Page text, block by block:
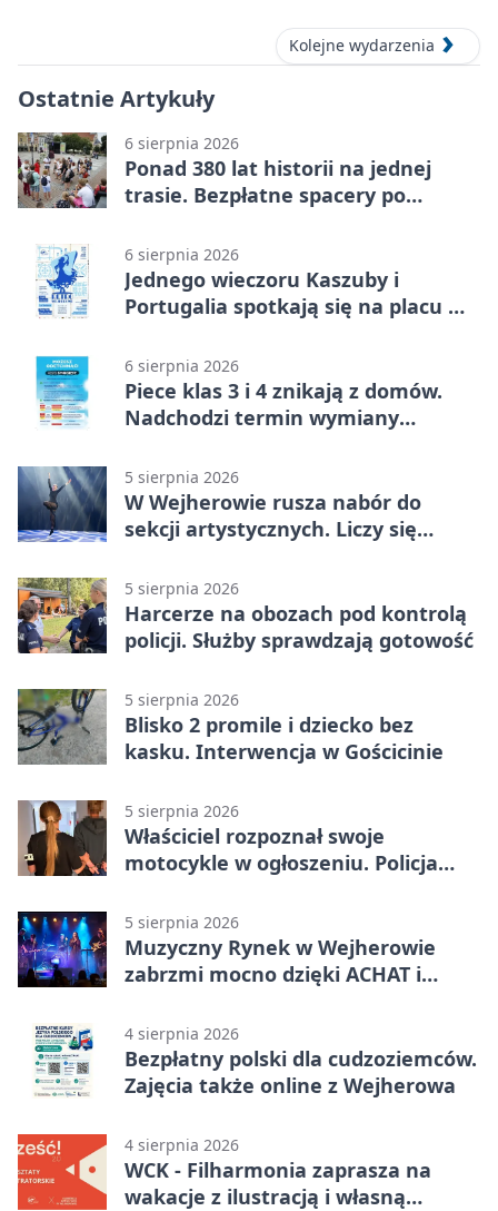
Kolejne wydarzenia
Ostatnie Artykuły
6 sierpnia 2026
Ponad 380 lat historii na jednej
trasie. Bezpłatne spacery po
6 sierpnia 2026
Jednego wieczoru Kaszuby i
Portugalia spotkają się na placu w
6 sierpnia 2026
Piece klas 3 i 4 znikają z domów.
Nadchodzi termin wymiany
5 sierpnia 2026
W Wejherowie rusza nabór do
sekcji artystycznych. Liczy się
5 sierpnia 2026
Harcerze na obozach pod kontrolą
policji. Służby sprawdzają gotowość
5 sierpnia 2026
Blisko 2 promile i dziecko bez
kasku. Interwencja w Gościcinie
5 sierpnia 2026
Właściciel rozpoznał swoje
motocykle w ogłoszeniu. Policja
5 sierpnia 2026
Muzyczny Rynek w Wejherowie
zabrzmi mocno dzięki ACHAT i
4 sierpnia 2026
Bezpłatny polski dla cudzoziemców.
Zajęcia także online z Wejherowa
4 sierpnia 2026
WCK - Filharmonia zaprasza na
wakacje z ilustracją i własną